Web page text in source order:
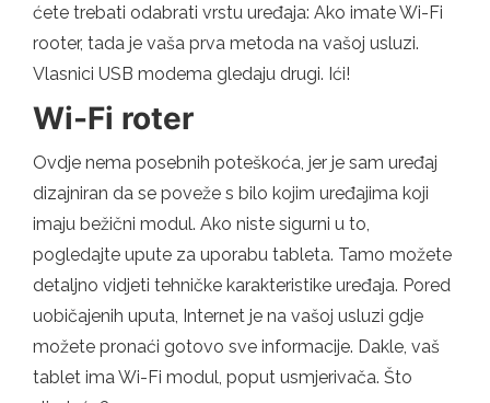
ćete trebati odabrati vrstu uređaja: Ako imate Wi-Fi
rooter, tada je vaša prva metoda na vašoj usluzi.
Vlasnici USB modema gledaju drugi. Ići!
Wi-Fi roter
Ovdje nema posebnih poteškoća, jer je sam uređaj
dizajniran da se poveže s bilo kojim uređajima koji
imaju bežični modul. Ako niste sigurni u to,
pogledajte upute za uporabu tableta. Tamo možete
detaljno vidjeti tehničke karakteristike uređaja. Pored
uobičajenih uputa, Internet je na vašoj usluzi gdje
možete pronaći gotovo sve informacije. Dakle, vaš
tablet ima Wi-Fi modul, poput usmjerivača. Što